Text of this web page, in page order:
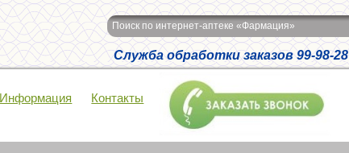
Поиск по интернет-аптеке «Фармация»
Служба обработки заказов 99-98-28
Информация Контакты